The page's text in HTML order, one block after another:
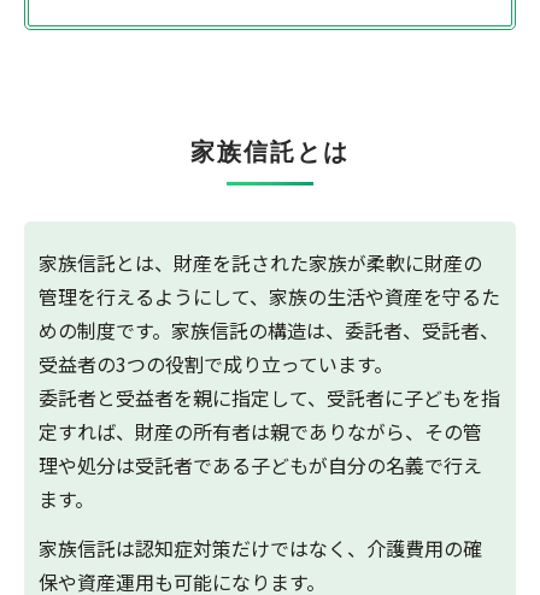
家族信託とは
家族信託とは、財産を託された家族が柔軟に財産の
管理を行えるようにして、家族の生活や資産を守るた
めの制度です。家族信託の構造は、委託者、受託者、
受益者の3つの役割で成り立っています。
委託者と受益者を親に指定して、受託者に子どもを指
定すれば、財産の所有者は親でありながら、その管
理や処分は受託者である子どもが自分の名義で行え
ます。
家族信託は認知症対策だけではなく、介護費用の確
保や資産運用も可能になります。